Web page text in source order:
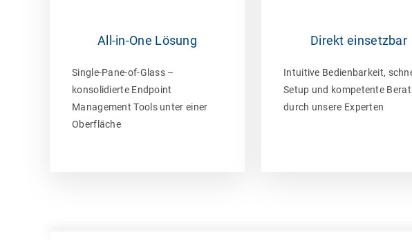
All-in-One Lösung
Single-Pane-of-Glass –
konsolidierte Endpoint
Management Tools unter einer
Oberfläche
Direkt einsetzbar
Intuitive Bedienbarkeit,
Setup und kompetente
durch unsere Experten